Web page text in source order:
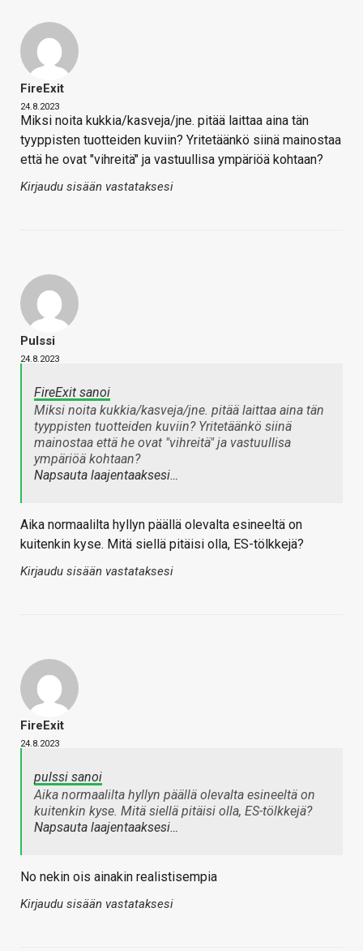
FireExit
24.8.2023
Miksi noita kukkia/kasveja/jne. pitää laittaa aina tän
tyyppisten tuotteiden kuviin? Yritetäänkö siinä mainostaa
että he ovat "vihreitä" ja vastuullisa ympäriöä kohtaan?
Kirjaudu sisään vastataksesi
Pulssi
24.8.2023
FireExit sanoi
Miksi noita kukkia/kasveja/jne. pitää laittaa aina tän
tyyppisten tuotteiden kuviin? Yritetäänkö siinä
mainostaa että he ovat "vihreitä" ja vastuullisa
ympäriöä kohtaan?
Napsauta laajentaaksesi…
Aika normaalilta hyllyn päällä olevalta esineeltä on
kuitenkin kyse. Mitä siellä pitäisi olla, ES-tölkkejä?
Kirjaudu sisään vastataksesi
FireExit
24.8.2023
pulssi sanoi
Aika normaalilta hyllyn päällä olevalta esineeltä on
kuitenkin kyse. Mitä siellä pitäisi olla, ES-tölkkejä?
Napsauta laajentaaksesi…
No nekin ois ainakin realistisempia
Kirjaudu sisään vastataksesi